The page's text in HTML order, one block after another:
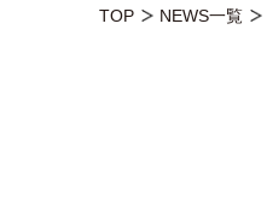
TOP NEWS一覧